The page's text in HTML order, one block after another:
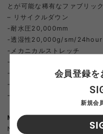
とが可能な稀有なファブリッ
– リサイクルダウン
-耐水圧20,000mm
-透湿性20,000g/sm/24hour
-メカニカルストレッチ
-裾・フードにドローコードあり
-シークレットポケット
-背面にグローブ・ストールポ
-700フィルパワー
MATERIAL
Nylon 100%
会員登録を
新規会